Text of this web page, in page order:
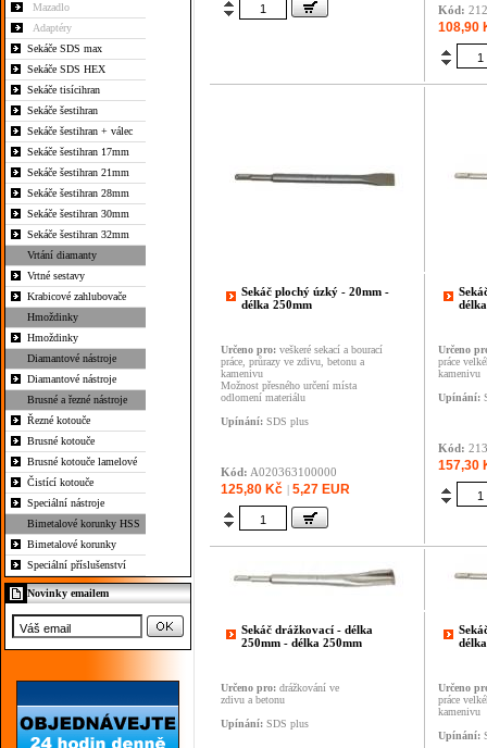
Mazadlo
Adaptéry
Sekáče SDS max
Sekáče SDS HEX
Sekáče tisícihran
Sekáče šestihran
Sekáče šestihran + válec
Sekáče šestihran 17mm
Sekáče šestihran 21mm
Sekáče šestihran 28mm
Sekáče šestihran 30mm
Sekáče šestihran 32mm
Vrtání diamanty
Vrtné sestavy
Krabicové zahlubovače
Hmoždinky
Hmoždinky
Diamantové nástroje
Diamantové nástroje
Brusné a řezné nástroje
Řezné kotouče
Brusné kotouče
Brusné kotouče lamelové
Čistící kotouče
Speciální nástroje
Bimetalové korunky HSS
Bimetalové korunky
Speciální příslušenství
Novinky emailem
Kód:
108,90
Sekáč plochý úzký - 20mm -
délka 250mm
Určeno pro: veškeré sekací a bourací
práce, průrazy ve zdivu, betonu a
kamenivu
Možnost přesného určení místa
odlomení materiálu
Upínání: SDS plus
Kód: A020363100000
125,80 Kč | 5,27 EUR
Určeno
práce
kamenivu
Upínání:
Kód:
157,30
Sekáč drážkovací - délka
250mm - délka 250mm
Určeno pro: drážkování ve
zdivu a betonu
Upínání: SDS plus
Určeno
práce
kamenivu
Upínání: